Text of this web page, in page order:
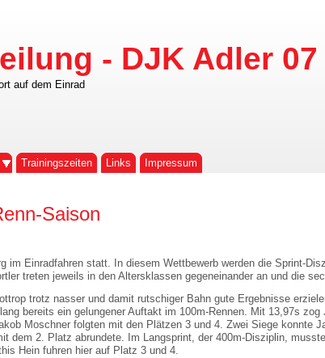
- DJK Adler
auf dem Einrad
Trainingszeiten Links Impressum
Saison
im Einradfahren statt. In diesem Wettbewerb werden die Sprint-
treten jeweils in den Altersklassen gegeneinander an und die
trotz nasser und damit rutschiger Bahn gute Ergebnisse
bereits ein gelungener Auftakt im 100m-Rennen. Mit 13,97s
Moschner folgten mit den Plätzen 3 und 4. Zwei Siege konnte
dem 2. Platz abrundete. Im Langsprint, der 400m-Disziplin,
Hein fuhren hier auf Platz 3 und 4.